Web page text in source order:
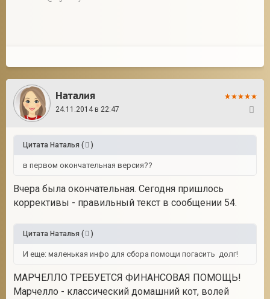
Наталия
24.11.2014 в 22:47
Цитата Наталья ( )
в первом окончательная версия??
Вчера была окончательная. Сегодня пришлось
коррективы - правильный текст в сообщении 54.
Цитата Наталья ( )
И еще: маленькая инфо для сбора помощи погасить долг!
МАРЧЕЛЛО ТРЕБУЕТСЯ ФИНАНСОВАЯ ПОМОЩЬ!
Марчелло - классический домашний кот, волей